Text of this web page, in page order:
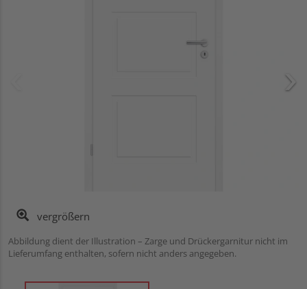
vergrößern
Abbildung dient der Illustration – Zarge und Drückergarnitur nicht im
Lieferumfang enthalten, sofern nicht anders angegeben.